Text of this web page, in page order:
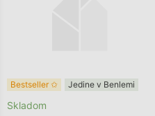
Bestseller ✩ Jedine v Benlemi
Skladom